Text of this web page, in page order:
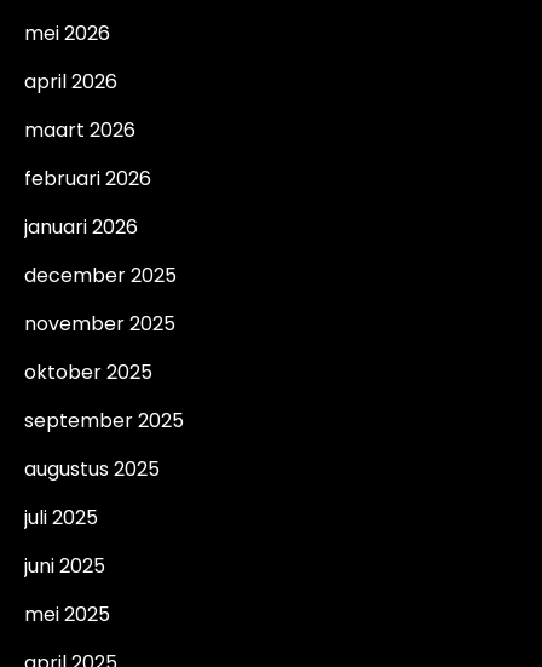
mei 2026
april 2026
maart 2026
februari 2026
januari 2026
december 2025
november 2025
oktober 2025
september 2025
augustus 2025
juli 2025
juni 2025
mei 2025